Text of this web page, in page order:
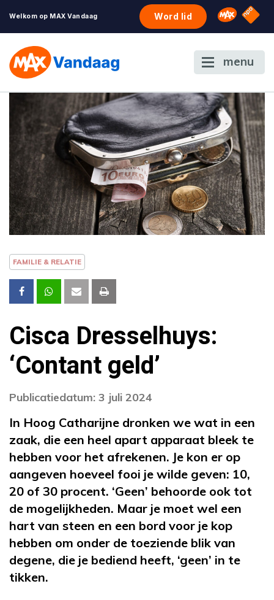
Welkom op MAX Vandaag Word lid Omroep
NPO
menu
FAMILIE & RELATIE
Cisca Dresselhuys:
‘Contant geld’
Publicatiedatum: 3 juli 2024
In Hoog Catharijne dronken we wat in een
zaak, die een heel apart apparaat bleek te
hebben voor het afrekenen. Je kon er op
aangeven hoeveel fooi je wilde geven: 10,
20 of 30 procent. ‘Geen’ behoorde ook tot
de mogelijkheden. Maar je moet wel een
hart van steen en een bord voor je kop
hebben om onder de toeziende blik van
degene, die je bediend heeft, ‘geen’ in te
tikken.